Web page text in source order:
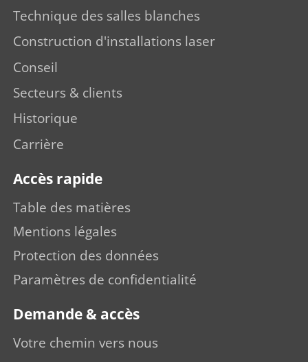
Technique des salles blanches
Construction d'installations laser
Conseil
Secteurs & clients
Historique
Carrière
Accès rapide
Table des matières
Mentions légales
Protection des données
Paramètres de confidentialité
Demande & accès
Votre chemin vers nous